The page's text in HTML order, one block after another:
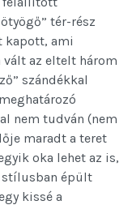
tér-rész
kapott, ami
az eltelt három
szándékkal
nem tudván (nem
maradt a teret
oka lehet az is,
stílusban épült
kissé a